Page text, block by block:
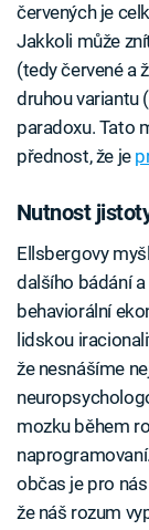
červených je
Jakkoli může
(tedy červené a
druhou variantu
paradoxu. Tato
přednost, že je
Nutnost
Ellsbergovy
dalšího bádání
behaviorální
lidskou
že nesnášíme
mozku během
občas je pro
že náš rozum